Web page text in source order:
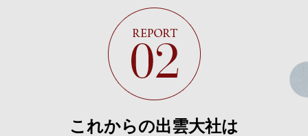
これからの出雲大社は